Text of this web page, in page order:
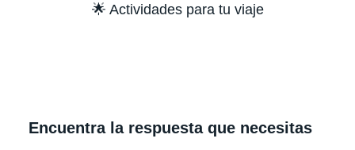
🌟 Actividades para tu viaje
Encuentra la respuesta que necesitas